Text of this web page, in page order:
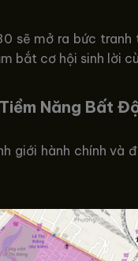
sẽ mở ra bức
bắt cơ hội sinh lời
Năng Bất
giới hành chính